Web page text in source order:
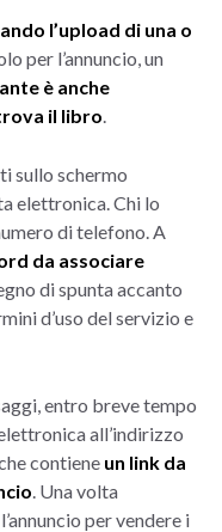
l’upload di una o
per l’annuncio, un
è anche
il libro
sullo schermo
elettronica. Chi lo
di telefono. A
da associare
di spunta accanto
d’uso del servizio e
entro breve tempo
all’indirizzo
contiene un link da
. Una volta
per vendere i